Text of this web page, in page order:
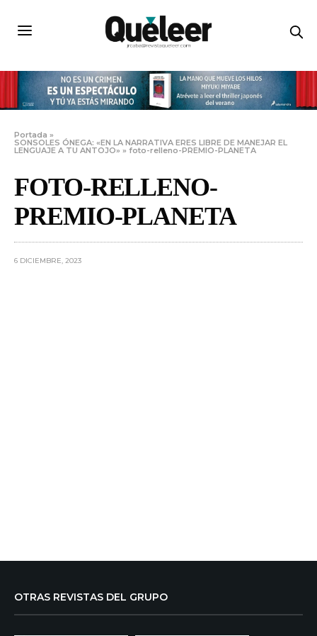
Portada »
SONSOLES ÓNEGA: «EN LA NARRATIVA ERES LIBRE DE MANEJAR EL
LENGUAJE A TU ANTOJO» »foto-relleno-PREMIO-PLANETA
FOTO-RELLENO-
PREMIO-PLANETA
6 DICIEMBRE, 2023
OTRAS REVISTAS DEL GRUPO